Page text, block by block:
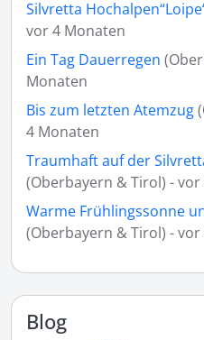
Silvretta
vor 4 Monaten
Ein Tag Dauerregen
Monaten
Bis zum letzten Atemzug
4 Monaten
Traumhaft auf der
(Oberbayern & Tirol) -
Warme Frühlingssonne
(Oberbayern & Tirol) -
Blog